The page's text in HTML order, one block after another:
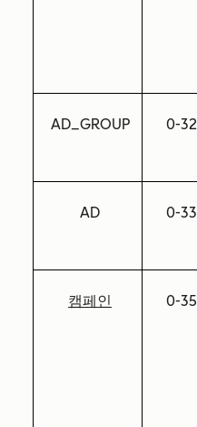
AD_GROUP 0-32
AD 0-33
캠페인 0-35